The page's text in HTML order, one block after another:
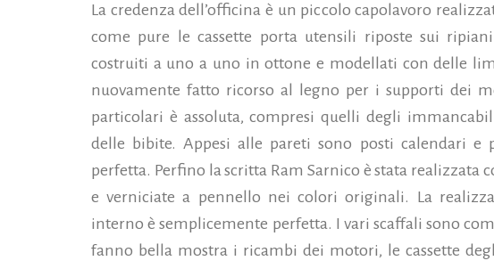
La credenza dell’officina è un piccolo capolavoro
come pure le cassette porta utensili riposte sui
costruiti a uno a uno in ottone e modellati con delle
nuovamente fatto ricorso al legno per i supporti dei
particolari è assoluta, compresi quelli degli
delle bibite. Appesi alle pareti sono posti calendari e
perfetta. Perfino la scritta Ram Sarnico è stata realizzata
e verniciate a pennello nei colori originali. La
interno è semplicemente perfetta. I vari scaffali sono
fanno bella mostra i ricambi dei motori, le cassette